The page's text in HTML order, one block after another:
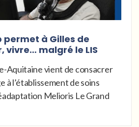
permet à Gilles de
vivre… malgré le LIS
Aquitaine vient de consacrer
à l’établissement de soins
Melioris Le Grand